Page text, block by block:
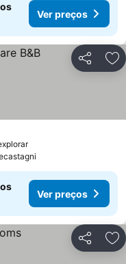
Ver preços
Partilhar
Ver preços
Ver preços
Partilhar